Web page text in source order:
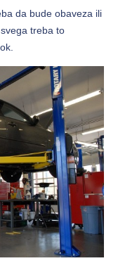
da bude obaveza ili
treba to